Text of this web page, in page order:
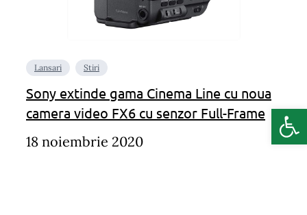
Lansari Stiri
Sony extinde gama Cinema Line cu noua
camera video FX6 cu senzor Full-Frame
18 noiembrie 2020